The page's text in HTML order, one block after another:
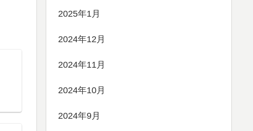
2025年1月
2024年12月
2024年11月
2024年10月
2024年9月